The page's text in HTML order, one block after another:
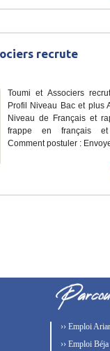
recrute
Toumi et Associers
Profil Niveau Bac et plus
Niveau de Français et
frappe en français
Comment postuler :
›› Emploi
›› Emploi Béja